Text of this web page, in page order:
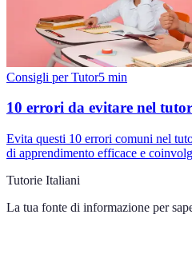
Consigli per Tutor5 min
10 errori da evitare nel
Evita questi 10 errori comuni nel
di apprendimento efficace e
Tutorie Italiani
La tua fonte di informazione per